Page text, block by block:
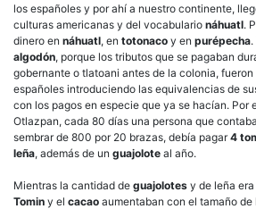
los españoles y por ahí a nuestro continente,
culturas americanas y del vocabulario náhuatl.
dinero en náhuatl, en totonaco y en purépecha
algodón, porque los tributos que se pagaban
gobernante o tlatoani antes de la colonia,
españoles introduciendo las equivalencias de
con los pagos en especie que ya se hacían. Por
Otlazpan, cada 80 días una persona que
sembrar de 800 por 20 brazas, debía pagar4
leña, además de un guajolote al año.
Mientras la cantidad de guajolotes y de leña
Tomin y el cacao aumentaban con el tamaño